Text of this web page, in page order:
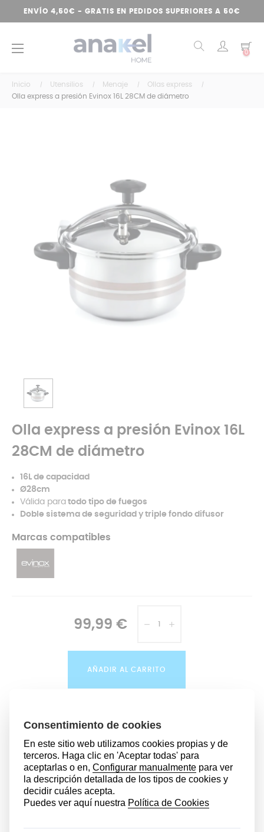
ENVÍO 4,50€ - GRATIS EN PEDIDOS SUPERIORES A 50€
Navegación
☰ 0
Inicio Utensilios Menaje
Ollas express
Olla express a presión Evinox 16L 28CM de diámetro
Olla express a presión Evinox 16L
28CM de diámetro
16L de capacidad
Ø28cm
Válida para todo tipo de fuegos
Doble sistema de seguridad y triple fondo difusor
Marcas compatibles
99,99 €
AÑADIR AL CARRITO
DESCRIPCIÓN
La olla express es uno de nuestros mejores aliados en la
cocina, ya que permite cocinar tanto a vapor, cocer o
guisar. Además, reduce considerablemente el tiempo
tiempo y en consumo energético. Por ello, es